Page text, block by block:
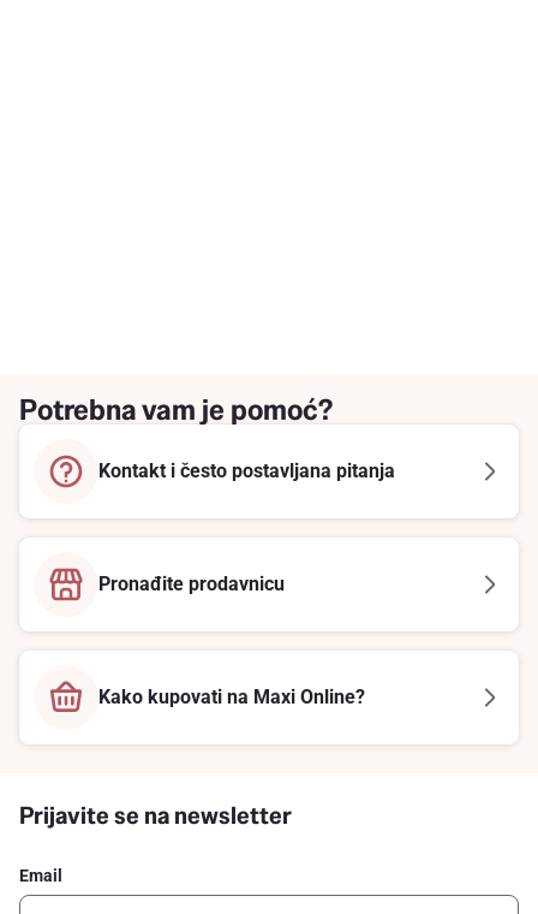
Potrebna vam je pomoć?
Kontakt i često postavljana pitanja
Pronađite prodavnicu
Kako kupovati na Maxi Online?
Prijavite se na newsletter
Email